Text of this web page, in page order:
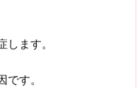
ます。
す。